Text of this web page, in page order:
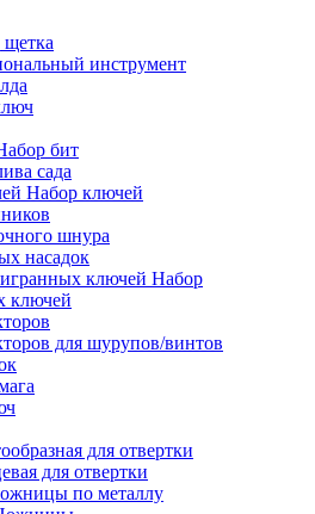
инструмент
бит
сада
Набор ключей
шнура
насадок
Набор
ключей
для шурупов/винтов
для отвертки
для отвертки
по металлу